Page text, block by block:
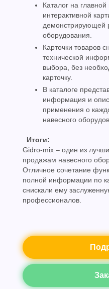
Каталог на
интерактивной
демонстрирующей
оборудования.
Карточки товаров
технической
выбора, без
карточку.
В каталоге
информация и
применения о
навесного
Итоги:
Gidro-mix – один из
продажам навесного
Отличное сочетание
полной информации по
снискали ему
профессионалов.